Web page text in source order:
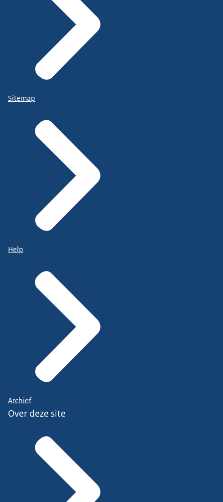
Sitemap
Help
Archief
Over deze site